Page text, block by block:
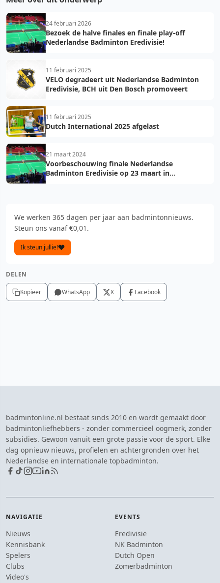
24 februari 2026
Bezoek de halve finales en finale play-off
Nederlandse Badminton Eredivisie!
11 februari 2025
VELO degradeert uit Nederlandse Badminton
Eredivisie, BCH uit Den Bosch promoveert
11 februari 2025
Dutch International 2025 afgelast
21 maart 2024
Voorbeschouwing finale Nederlandse
Badminton Eredivisie op 23 maart in
We werken 365 dagen per jaar aan badmintonnieuws.
Steun ons vanaf €0,01.
Ik steun jullie!
DELEN
Kopieer WhatsApp X Facebook
badmintonline.nl bestaat sinds 2010 en wordt gemaakt door
badmintonliefhebbers - zonder commercieel oogmerk, zonder
subsidies. Gewoon vanuit een grote passie voor de sport. Elke
dag opnieuw nieuws, profielen en achtergronden over het
Nederlandse en internationale topbadminton.
NAVIGATIE
Nieuws
Kennisbank
Spelers
Clubs
Video's
EVENTS
Eredivisie
NK Badminton
Dutch Open
Zomerbadminton